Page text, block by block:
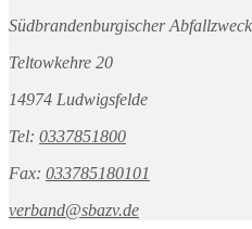
Südbrandenburgischer
Teltowkehre 20
14974 Ludwigsfelde
Tel: 0337851800
Fax: 033785180101
verband@sbazv.de